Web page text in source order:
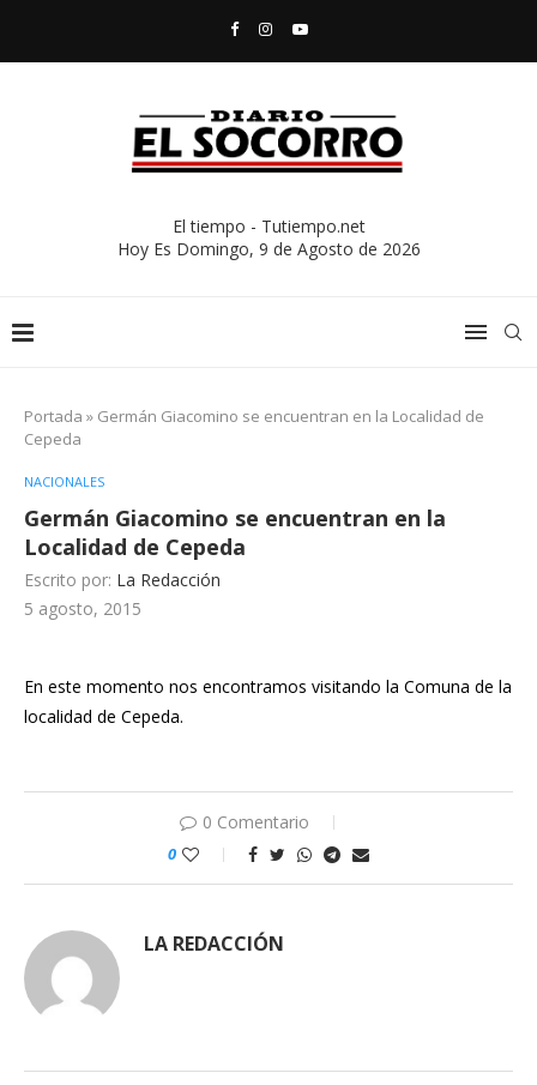
El tiempo - Tutiempo.net
Hoy Es Domingo, 9 de Agosto de 2026
Portada » Germán Giacomino se encuentran en la Localidad de
Cepeda
NACIONALES
Germán Giacomino se encuentran en la
Localidad de Cepeda
Escrito por: La Redacción
5 agosto, 2015
En este momento nos encontramos visitando la Comuna de la
localidad de Cepeda.
0 Comentario
0
LA REDACCIÓN